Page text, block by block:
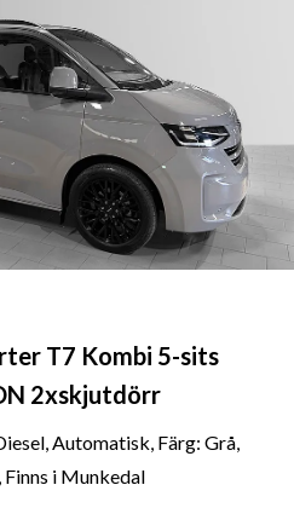
T7 Kombi 5-sits
2xskjutdörr
Automatisk, Färg: Grå,
i Munkedal